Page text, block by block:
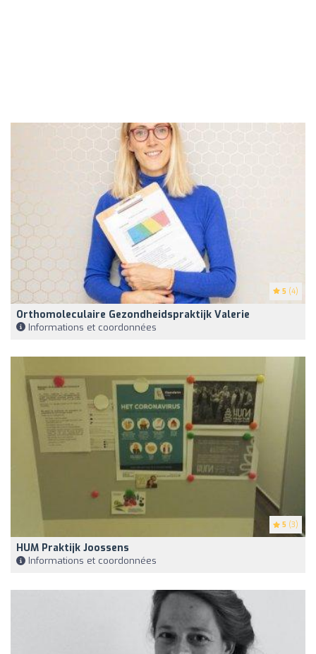
5 (4)
Orthomoleculaire Gezondheidspraktijk Valerie
Informations et coordonnées
5 (3)
HUM Praktijk Joossens
Informations et coordonnées